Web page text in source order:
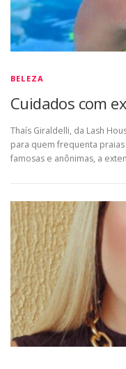
BELEZA
Cuidados com
Thaís Giraldelli, da Lash
para quem frequenta
famosas e anônimas, a